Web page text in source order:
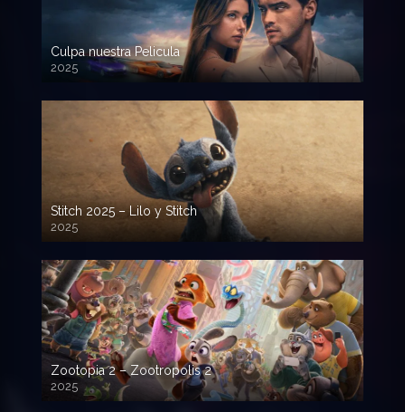
Culpa nuestra Pelicula
2025
720p HD
Stitch 2025 – Lilo y Stitch
2025
720p HD
Zootopia 2 – Zootropolis 2
2025
720p HD